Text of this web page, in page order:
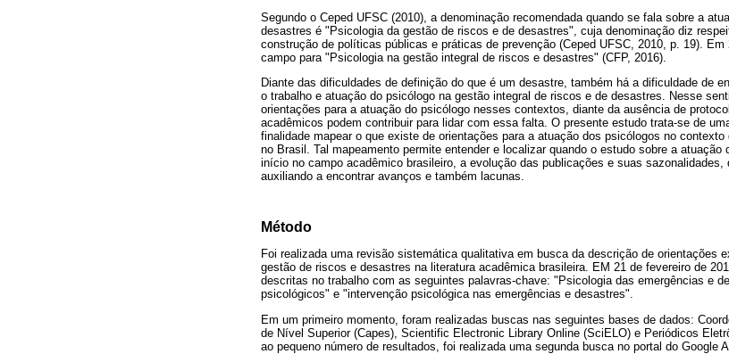
Segundo o Ceped UFSC (2010), a denominação recomendada quando se fala sobre a
desastres é "Psicologia da gestão de riscos e de desastres", cuja denominação diz
construção de políticas públicas e práticas de prevenção (Ceped UFSC, 2010, p. 19).
campo para "Psicologia na gestão integral de riscos e desastres" (CFP, 2016).
Diante das dificuldades de definição do que é um desastre, também há a dificuldade de
o trabalho e atuação do psicólogo na gestão integral de riscos e de desastres. Nesse
orientações para a atuação do psicólogo nesses contextos, diante da ausência de
acadêmicos podem contribuir para lidar com essa falta. O presente estudo trata-se de
finalidade mapear o que existe de orientações para a atuação dos psicólogos no
no Brasil. Tal mapeamento permite entender e localizar quando o estudo sobre a
início no campo acadêmico brasileiro, a evolução das publicações e suas sazonalidades,
auxiliando a encontrar avanços e também lacunas.
Método
Foi realizada uma revisão sistemática qualitativa em busca da descrição de orientações
gestão de riscos e desastres na literatura acadêmica brasileira. EM 21 de fevereiro de
descritas no trabalho com as seguintes palavras-chave: "Psicologia das emergências e
psicológicos" e "intervenção psicológica nas emergências e desastres".
Em um primeiro momento, foram realizadas buscas nas seguintes bases de dados:
de Nível Superior (Capes), Scientific Electronic Library Online (SciELO) e Periódicos
ao pequeno número de resultados, foi realizada uma segunda busca no portal do Google